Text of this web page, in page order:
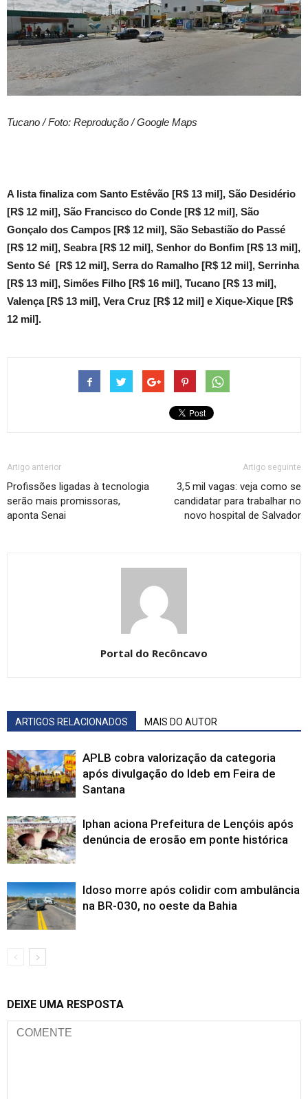
Tucano / Foto: Reprodução / Google Maps
A lista finaliza com Santo Estêvão [R$ 13 mil], São Desidério
[R$ 12 mil], São Francisco do Conde [R$ 12 mil], São
Gonçalo dos Campos [R$ 12 mil], São Sebastião do Passé
[R$ 12 mil], Seabra [R$ 12 mil], Senhor do Bonfim [R$ 13 mil],
Sento Sé [R$ 12 mil], Serra do Ramalho [R$ 12 mil], Serrinha
[R$ 13 mil], Simões Filho [R$ 16 mil], Tucano [R$ 13 mil],
Valença [R$ 13 mil], Vera Cruz [R$ 12 mil] e Xique-Xique [R$
12 mil].
Artigo anterior
Profissões ligadas à tecnologia
serão mais promissoras,
aponta Senai
Artigo seguinte
3,5 mil vagas: veja como se
candidatar para trabalhar no
novo hospital de Salvador
Portal do Recôncavo
ARTIGOS RELACIONADOS MAIS DO AUTOR
APLB cobra valorização da categoria
após divulgação do Ideb em Feira de
Santana
Iphan aciona Prefeitura de Lençóis após
denúncia de erosão em ponte histórica
Idoso morre após colidir com ambulância
na BR-030, no oeste da Bahia
DEIXE UMA RESPOSTA